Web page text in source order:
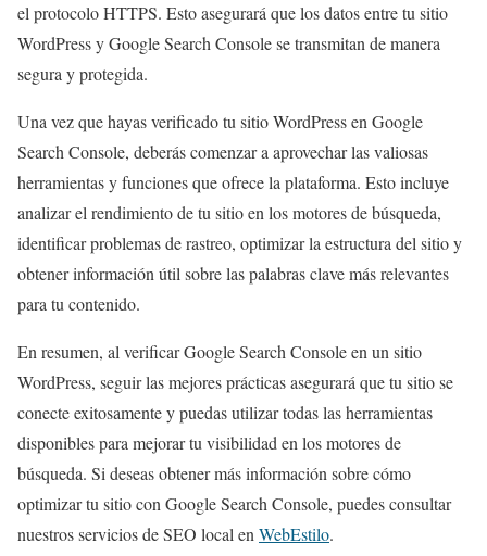
el protocolo HTTPS. Esto asegurará que los datos entre tu sitio
WordPress y Google Search Console se transmitan de manera
segura y protegida.
Una vez que hayas verificado tu sitio WordPress en Google
Search Console, deberás comenzar a aprovechar las valiosas
herramientas y funciones que ofrece la plataforma. Esto incluye
analizar el rendimiento de tu sitio en los motores de búsqueda,
identificar problemas de rastreo, optimizar la estructura del sitio y
obtener información útil sobre las palabras clave más relevantes
para tu contenido.
En resumen, al verificar Google Search Console en un sitio
WordPress, seguir las mejores prácticas asegurará que tu sitio se
conecte exitosamente y puedas utilizar todas las herramientas
disponibles para mejorar tu visibilidad en los motores de
búsqueda. Si deseas obtener más información sobre cómo
optimizar tu sitio con Google Search Console, puedes consultar
nuestros servicios de SEO local enWebEstilo.